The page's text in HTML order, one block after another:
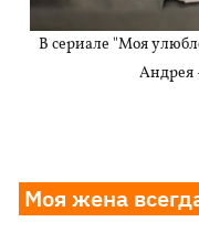
В сериале "Моя
Андрея
Моя жена